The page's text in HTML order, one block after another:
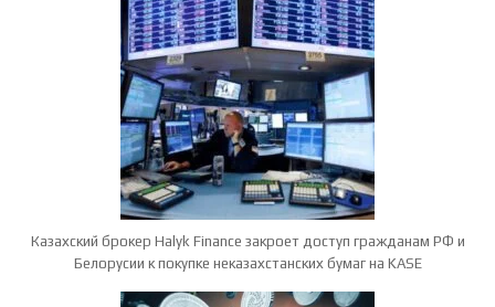
Казахский брокер Halyk Finance закроет доступ гражданам РФ и
Белорусии к покупке неказахстанских бумаг на KASE